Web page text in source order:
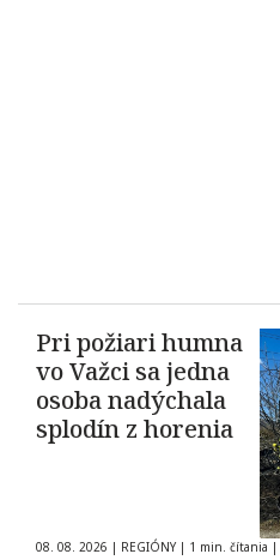
Pri požiari humna
vo Važci sa jedna
osoba nadýchala
splodín z horenia
08. 08. 2026 | REGIÓNY | 1 min. čítania |